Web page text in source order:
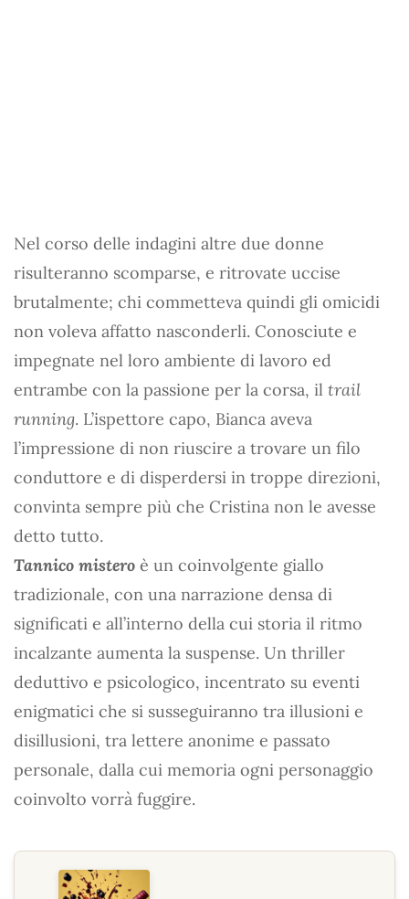
Nel corso delle indagini altre due donne
risulteranno scomparse, e ritrovate uccise
brutalmente; chi commetteva quindi gli omicidi
non voleva affatto nasconderli. Conosciute e
impegnate nel loro ambiente di lavoro ed
entrambe con la passione per la corsa, il trail
running. L’ispettore capo, Bianca aveva
l’impressione di non riuscire a trovare un filo
conduttore e di disperdersi in troppe direzioni,
convinta sempre più che Cristina non le avesse
detto tutto.
Tannico mistero è un coinvolgente giallo
tradizionale, con una narrazione densa di
significati e all’interno della cui storia il ritmo
incalzante aumenta la suspense. Un thriller
deduttivo e psicologico, incentrato su eventi
enigmatici che si susseguiranno tra illusioni e
disillusioni, tra lettere anonime e passato
personale, dalla cui memoria ogni personaggio
coinvolto vorrà fuggire.